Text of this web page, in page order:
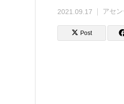
2021.09.17 アセ
Post